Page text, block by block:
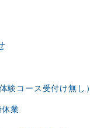
験コース受付け無し）
業